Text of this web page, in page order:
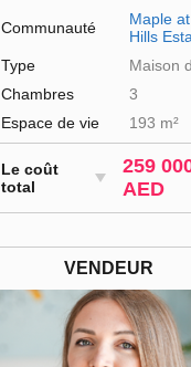
Communauté
Maple
Hills
Type
Maison
Chambres
3
Espace de vie
193 m²
Le coût
total
259
AED
VENDEUR